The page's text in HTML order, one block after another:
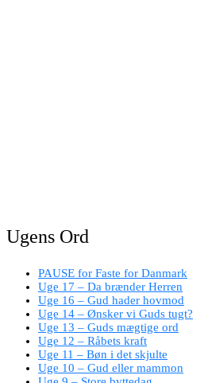
Ugens Ord
PAUSE for Faste for Danmark
Uge 17 – Da brænder Herren
Uge 16 – Gud hader hovmod
Uge 14 – Ønsker vi Guds tugt?
Uge 13 – Guds mægtige ord
Uge 12 – Råbets kraft
Uge 11 – Bøn i det skjulte
Uge 10 – Gud eller mammon